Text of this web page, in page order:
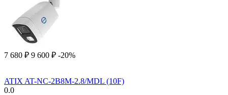
7 680 ₽ 9 600 ₽ -20%
ATIX AT-NC-2B8M-2.8/MDL (10F)
0.0